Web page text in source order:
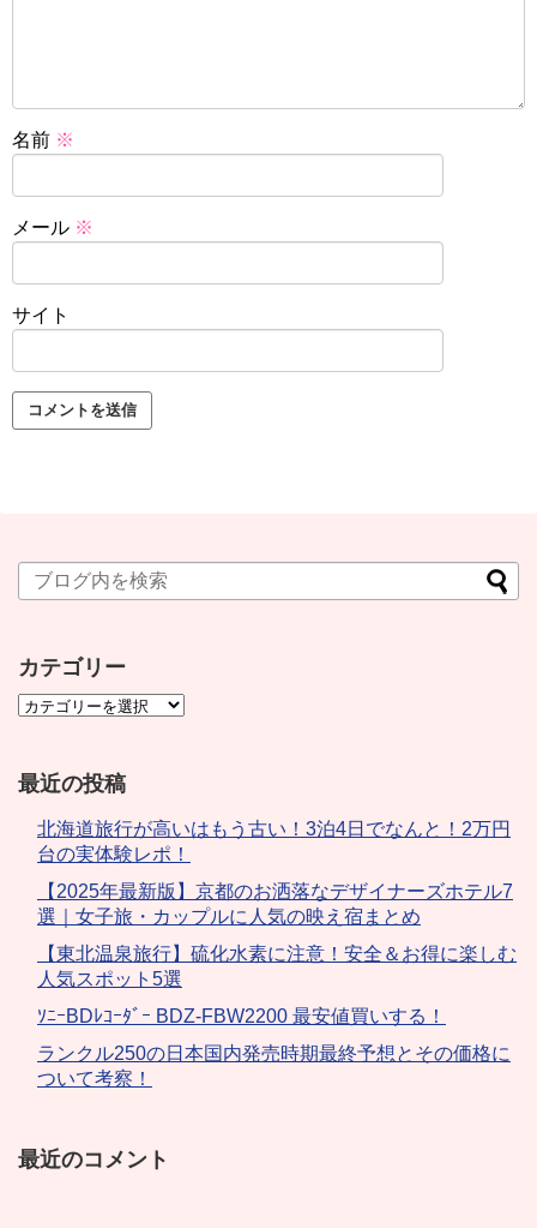
名前 ※
メール ※
サイト
カテゴリー
最近の投稿
北海道旅行が高いはもう古い！3泊4日でなんと！2万円
台の実体験レポ！
【2025年最新版】京都のお洒落なデザイナーズホテル7
選｜女子旅・カップルに人気の映え宿まとめ
【東北温泉旅行】硫化水素に注意！安全＆お得に楽しむ
人気スポット5選
ｿﾆｰBDﾚｺｰﾀﾞｰ BDZ-FBW2200 最安値買いする！
ランクル250の日本国内発売時期最終予想とその価格に
ついて考察！
最近のコメント